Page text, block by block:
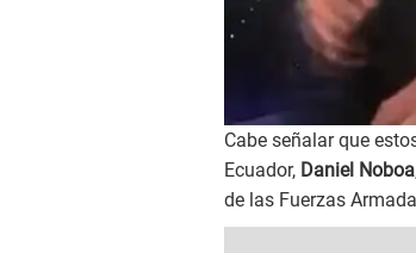
Cabe señalar que
Ecuador, Daniel Noboa
de las Fuerzas